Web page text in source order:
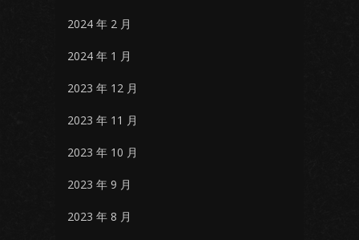
2024 年 2 月
2024 年 1 月
2023 年 12 月
2023 年 11 月
2023 年 10 月
2023 年 9 月
2023 年 8 月